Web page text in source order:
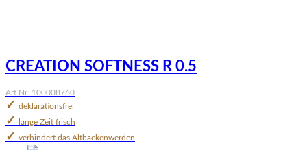
CREATION SOFTNESS R 0.5
Art.Nr. 100008760
✓ deklarationsfrei
✓ lange Zeit frisch
✓ verhindert das Altbackenwerden